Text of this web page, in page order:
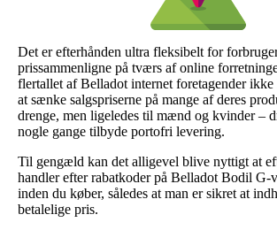
Det er efterhånden ultra fleksibelt for
prissammenligne på tværs af online
flertallet af Belladot internet foretagender
at sænke salgspriserne på mange af deres
drenge, men ligeledes til mænd og kvinder –
nogle gange tilbyde portofri levering.
Til gengæld kan det alligevel blive nyttigt at
handler efter rabatkoder på Belladot Bodil G-
inden du køber, således at man er sikret at
betalelige pris.